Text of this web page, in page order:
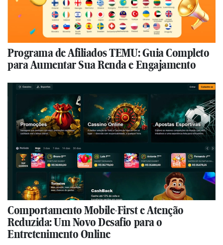
Programa de Afiliados TEMU: Guia Completo
para Aumentar Sua Renda e Engajamento
Comportamento Mobile-First e Atenção
Reduzida: Um Novo Desafio para o
Entretenimento Online